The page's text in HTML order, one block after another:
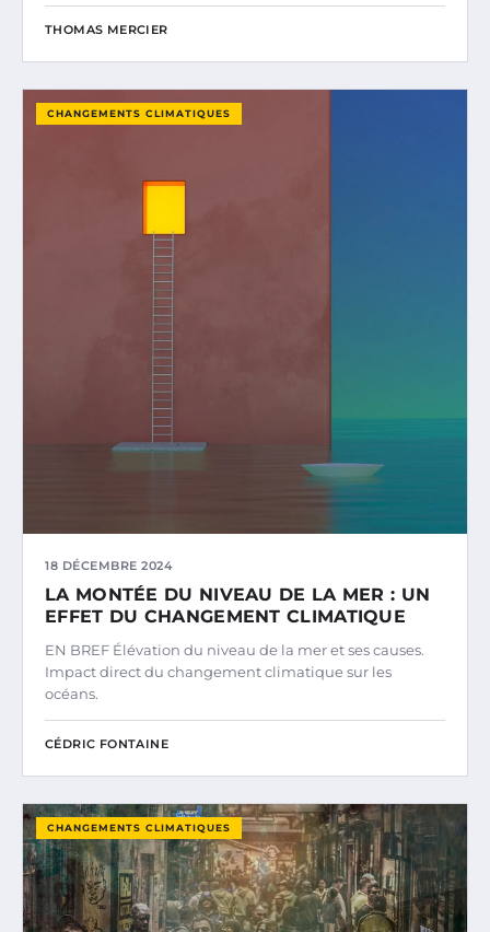
THOMAS MERCIER
CHANGEMENTS CLIMATIQUES
18 DÉCEMBRE 2024
LA MONTÉE DU NIVEAU DE LA MER : UN
EFFET DU CHANGEMENT CLIMATIQUE
EN BREF Élévation du niveau de la mer et ses causes.
Impact direct du changement climatique sur les
océans.
CÉDRIC FONTAINE
CHANGEMENTS CLIMATIQUES